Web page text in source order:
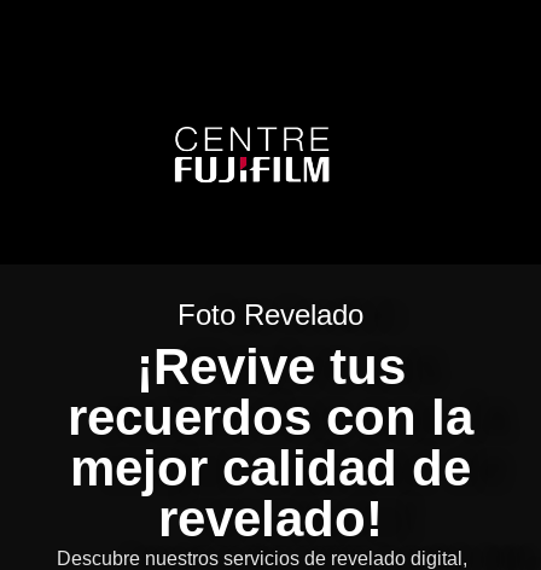
Foto Revelado
¡Revive tus
recuerdos con la
mejor calidad de
revelado!
Descubre nuestros servicios de revelado digital,